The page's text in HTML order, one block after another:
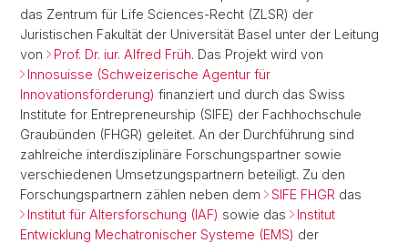
das Zentrum für Life Sciences-Recht (ZLSR) der
Juristischen Fakultät der Universität Basel unter der Leitung
von
Prof. Dr. iur. Alfred Früh. Das Projekt wird von
Innosuisse (Schweizerische Agentur für
Innovationsförderung) finanziert und durch das Swiss
Institute for Entrepreneurship (SIFE) der Fachhochschule
Graubünden (FHGR) geleitet. An der Durchführung sind
zahlreiche interdisziplinäre Forschungspartner sowie
verschiedenen Umsetzungspartnern beteiligt. Zu den
Forschungspartnern zählen neben dem
SIFE FHGR das
Institut für Altersforschung (IAF) sowie das
Institut
Entwicklung Mechatronischer Systeme (EMS) der